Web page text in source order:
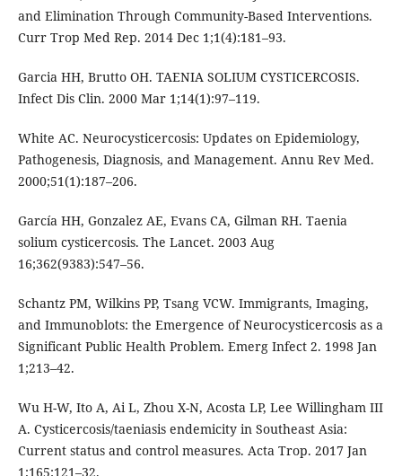
and Elimination Through Community-Based Interventions.
Curr Trop Med Rep. 2014 Dec 1;1(4):181–93.
Garcia HH, Brutto OH. TAENIA SOLIUM CYSTICERCOSIS.
Infect Dis Clin. 2000 Mar 1;14(1):97–119.
White AC. Neurocysticercosis: Updates on Epidemiology,
Pathogenesis, Diagnosis, and Management. Annu Rev Med.
2000;51(1):187–206.
García HH, Gonzalez AE, Evans CA, Gilman RH. Taenia
solium cysticercosis. The Lancet. 2003 Aug
16;362(9383):547–56.
Schantz PM, Wilkins PP, Tsang VCW. Immigrants, Imaging,
and Immunoblots: the Emergence of Neurocysticercosis as a
Significant Public Health Problem. Emerg Infect 2. 1998 Jan
1;213–42.
Wu H-W, Ito A, Ai L, Zhou X-N, Acosta LP, Lee Willingham III
A. Cysticercosis/taeniasis endemicity in Southeast Asia:
Current status and control measures. Acta Trop. 2017 Jan
1;165:121–32.